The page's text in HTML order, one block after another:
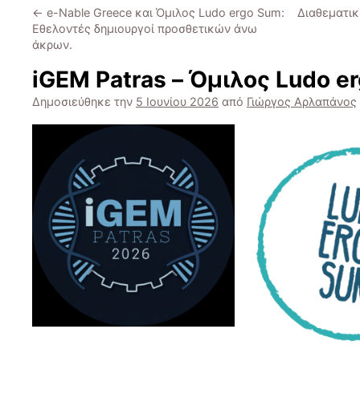
← e-Nable Greece και Όμιλος Ludo ergo Sum:
Εθελοντές δημιουργοί προσθετικών άνω
άκρων.
iGEM Patras – Όμιλος Ludo
Δημοσιεύθηκε την 5 Ιουνίου 2026 από Γιώργος Αρλαπάνος